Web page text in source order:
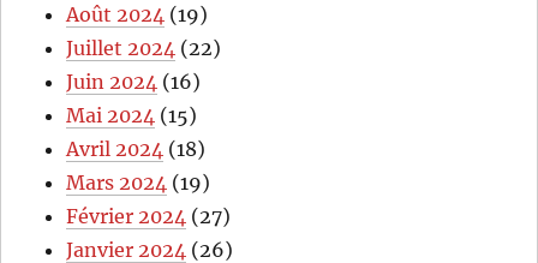
Août 2024 (19)
Juillet 2024 (22)
Juin 2024 (16)
Mai 2024 (15)
Avril 2024 (18)
Mars 2024 (19)
Février 2024 (27)
Janvier 2024 (26)